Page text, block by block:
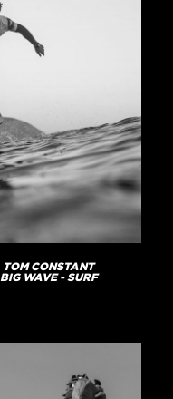
TOM CONSTANT
BIG WAVE - SURF